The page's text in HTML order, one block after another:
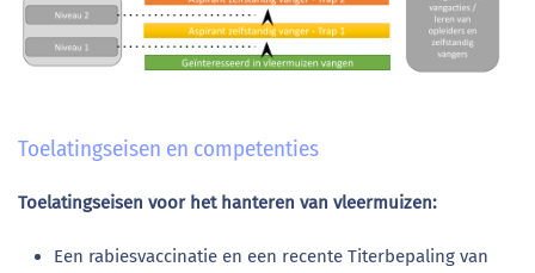
Toelatingseisen en competenties
Toelatingseisen voor het hanteren van vleermuizen:
Een rabiesvaccinatie en een recente Titerbepaling van